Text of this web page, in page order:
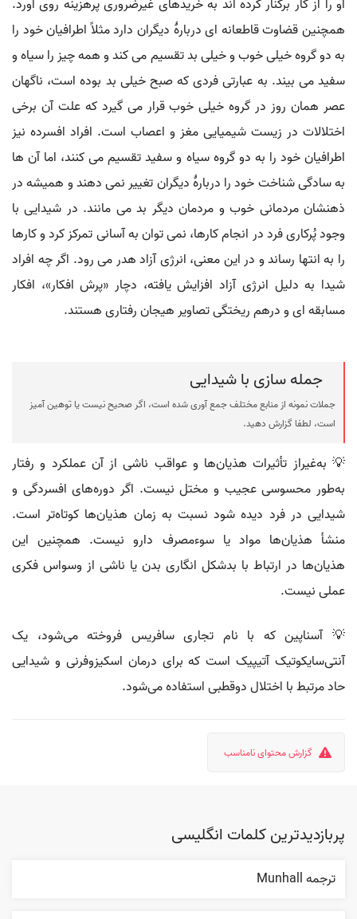
او را از کار برکنار کرده اند به خریدهای غیرضروری پرهزینه روی آورد.
همچنین قضاوت قاطعانه ای دربارهٔ دیگران دارد مثلاً اطرافیان خود را
به دو گروه خیلی خوب و خیلی بد تقسیم می کند و همه چیز را سیاه و
سفید می بیند. به عبارتی فردی که صبح خیلی بد بوده است، ناگهان
عصر همان روز در گروه خیلی خوب قرار می گیرد که علت آن برخی
اختلالات در زیست شیمیایی مغز و اعصاب است. افراد افسرده نیز
اطرافیان خود را به دو گروه سیاه و سفید تقسیم می کنند، اما آن ها
به سادگی شناخت خود را دربارهٔ دیگران تغییر نمی دهند و همیشه در
ذهنشان مردمانی خوب و مردمان دیگر بد می مانند. در شیدایی با
وجود پُرکاری فرد در انجام کارها، نمی توان به آسانی تمرکز کرد و کارها
را به انتها رساند و در این معنی، انرژی آزاد هدر می رود. اگر چه افراد
شیدا به دلیل انرژی آزاد افزایش یافته، دچار «پرش افکار»، افکار
مسابقه ای و درهم ریختگی تصاویر هیجان رفتاری هستند.
جمله سازی با شیدایی
جملات نمونه از منابع مختلف جمع آوری شده است، اگر صحیح نیست یا توهین آمیز
است، لطفا گزارش دهید.
💡 به‌غیراز تأثیرات هذیان‌ها و عواقب ناشی از آن عملکرد و رفتار
به‌طور محسوسی عجیب و مختل نیست. اگر دوره‌های افسردگی و
شیدایی در فرد دیده شود نسبت به زمان هذیان‌ها کوتاه‌تر است.
منشأ هذیان‌ها مواد یا سوءمصرف دارو نیست. همچنین این
هذیان‌ها در ارتباط با بدشکل انگاری بدن یا ناشی از وسواس فکری
عملی نیست.
💡 آسناپین که با نام تجاری سافریس فروخته می‌شود، یک
آنتی‌سایکوتیک آتیپیک است که برای درمان اسکیزوفرنی و شیدایی
حاد مرتبط با اختلال دوقطبی استفاده می‌شود.
گزارش محتوای نامناسب
پربازدیدترین کلمات انگلیسی
ترجمه Munhall